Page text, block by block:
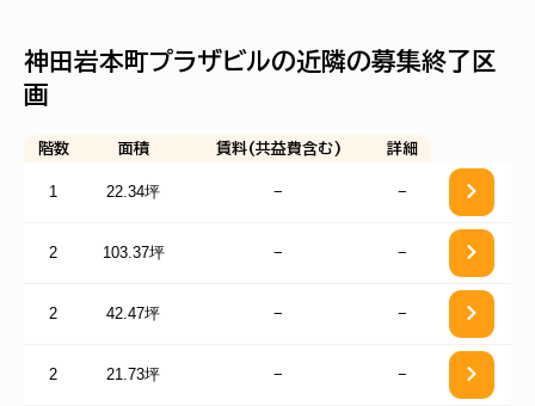
神田岩本町プラザビルの近隣の募集終了区
画
階数 面積 賃料(共益費含む) 詳細
1 22.34坪 − −
2 103.37坪 − −
2 42.47坪 − −
2 21.73坪 − −